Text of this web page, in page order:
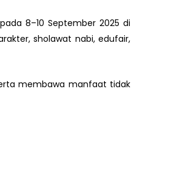
8–10 September 2025 di
sholawat nabi, edufair,
membawa manfaat tidak